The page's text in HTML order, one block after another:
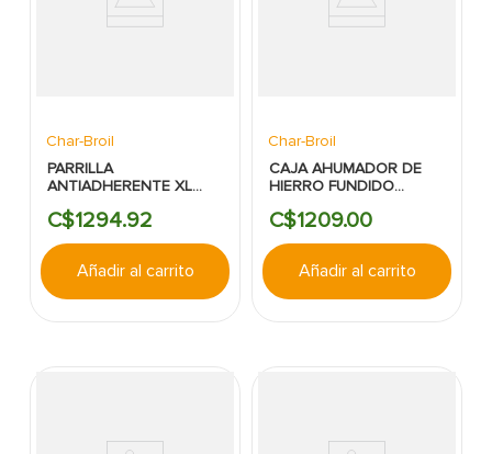
Char-Broil
PARRILLA
ANTIADHERENTE XL
CHARBROIL
C$1294.92
Añadir al carrito
Char-Broil
CAJA AHUMADOR DE
HIERRO FUNDIDO
C$1209.00
Añadir al carrito